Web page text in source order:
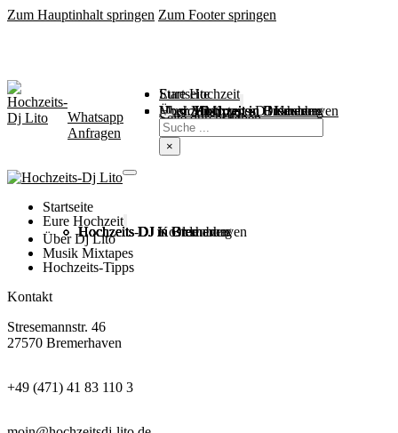
Zum Hauptinhalt springen Zum Footer springen
Startseite
Eure Hochzeit
Hochzeit in Bremen
Hochzeit in Bremerhaven
Hochzeit in Cuxhaven
Hochzeit in Oldenburg
Hochzeits-DJ Kosten
Über Mich
Music / Mixtapes
Hochzeitstipps
Seite durchsuchen
Suchen
×
Whatsapp
Anfragen
Startseite
Eure Hochzeit
Hochzeits DJ in Bremen
Hochzeits DJ in Bremerhaven
Hochzeits DJ in Cuxhaven
Hochzeits DJ in Oldenburg
Hochzeits-DJ Kosten
Über Dj Lito
Musik Mixtapes
Hochzeits-Tipps
Kontakt
Stresemannstr. 46
27570 Bremerhaven
+49 (471) 41 83 110 3